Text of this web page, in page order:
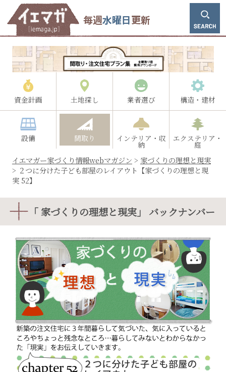
毎週水曜日更新
資金計画 土地探し 業者選び 構造・建材
設備 間取り インテリア・収
納
エクステリア・
庭
イエマガー家づくり情報webマガジン > 家づくりの理想と現実
> ２つに分けた子ども部屋のレイアウト【家づくりの理想と現
実 52】
「 家づくりの理想と現実」 バックナンバー